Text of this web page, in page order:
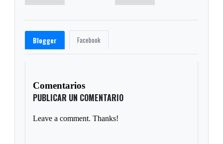
Blogger Facebook
Comentarios
PUBLICAR UN COMENTARIO
Leave a comment. Thanks!